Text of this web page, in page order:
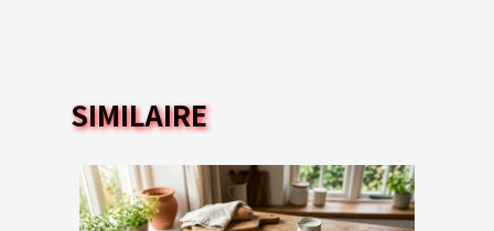
SIMILAIRE